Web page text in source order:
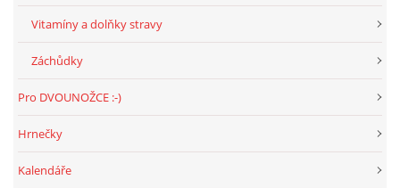
Vitamíny a dolňky stravy
Záchůdky
Pro DVOUNOŽCE :-)
Hrnečky
Kalendáře